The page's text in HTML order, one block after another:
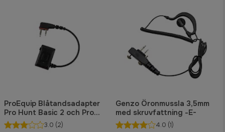
ProEquip Blåtandsadapter
Pro Hunt Basic 2 och Pro
Hunt Basic 2 Digital
3.0 (2)
Genzo Öronmussla 3,5mm
med skruvfattning -E-
4.0 (1)